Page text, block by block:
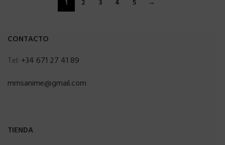
1 2 3 4 5 →
CONTACTO
Tel: +34 671 27 41 89
mmsanime@gmail.com
TIENDA